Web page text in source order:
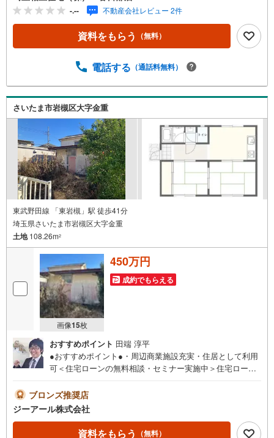
-.-- 不動産会社レビュー 2件
資料をもらう （無料）
電話する （通話料無料）
さいたま市岩槻区大字金重
東武野田線 「東岩槻」駅 徒歩41分
埼玉県さいたま市岩槻区大字金重
土地108.26m2
画像15枚
450万円
成約でもらえる
おすすめポイント 田端 淳平
●おすすめポイント●・周辺商業施設充実・住居として利用
可＜住宅ローンの無料相談・セミナー実施中＞住宅ローン
セミナーやイベントを実施しております。個別相談会も随
時承っております！＜体験型ショールーム完備＞内装をメ
インとしたショールームをさいたま市にオープン。壁紙や
床材、最新アイテムの体験コーナーなど住まいづくりのお
ブロンズ推奨店
ジーアール株式会社
資料をもらう （無料）